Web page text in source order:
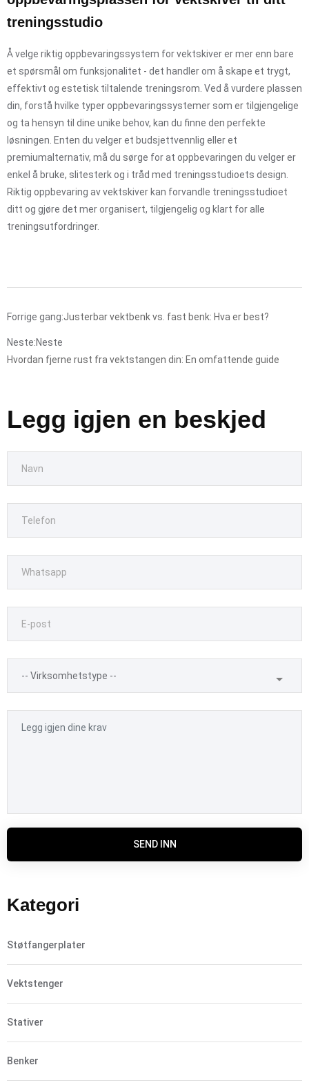
treningsstudio
Å velge riktig oppbevaringssystem for vektskiver er mer enn bare
et spørsmål om funksjonalitet - det handler om å skape et trygt,
effektivt og estetisk tiltalende treningsrom. Ved å vurdere plassen
din, forstå hvilke typer oppbevaringssystemer som er tilgjengelige
og ta hensyn til dine unike behov, kan du finne den perfekte
løsningen. Enten du velger et budsjettvennlig eller et
premiumalternativ, må du sørge for at oppbevaringen du velger er
enkel å bruke, slitesterk og i tråd med treningsstudioets design.
Riktig oppbevaring av vektskiver kan forvandle treningsstudioet
ditt og gjøre det mer organisert, tilgjengelig og klart for alle
treningsutfordringer.
Forrige gang:Justerbar vektbenk vs. fast benk: Hva er best?
Neste:Neste
Hvordan fjerne rust fra vektstangen din: En omfattende guide
Legg igjen en beskjed
SEND INN
Kategori
Støtfangerplater
Vektstenger
Stativer
Benker